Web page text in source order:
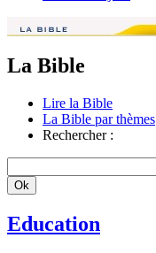
La Bible
Lire la Bible
La Bible par thèmes
Rechercher :
Education